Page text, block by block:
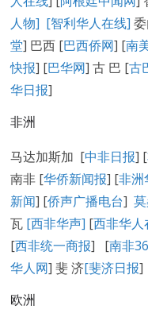
人物] [智利华人在线]
堂] 巴西 [巴西侨网] [南
快报] [巴华网] 古 巴 [古
华日报]
非洲
马达加斯加 [中非日报] [
南非 [华侨新闻报] [非洲
新闻] [侨声广播电台]
瓦 [西非华声] [西非华人
[西非统一商报] [南非
华人网] 斐 济[斐济日报]
欧洲